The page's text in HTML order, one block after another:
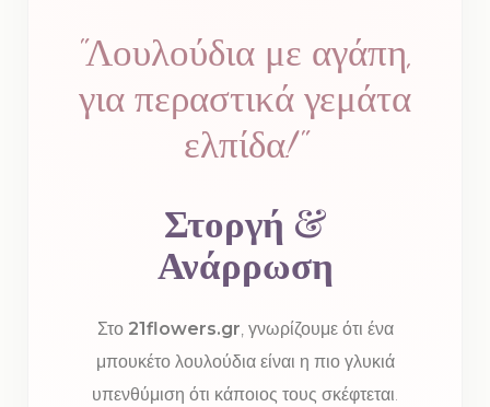
"Λουλούδια με αγάπη,
για περαστικά γεμάτα
ελπίδα!"
Στοργή &
Ανάρρωση
Στο 21flowers.gr, γνωρίζουμε ότι ένα
μπουκέτο λουλούδια είναι η πιο γλυκιά
υπενθύμιση ότι κάποιος τους σκέφτεται.